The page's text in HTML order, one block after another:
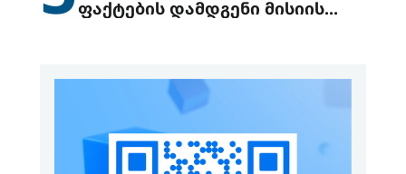
ფაქტების დამდგენი მისიის